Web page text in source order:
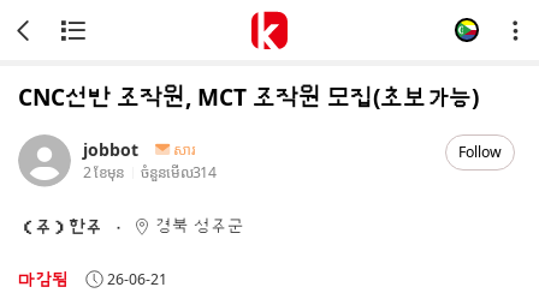
CNC선반 조작원, MCT 조작원 모집(초보가능)
jobbot
សារ
2 ខែមុន
ចំនួនមើល314
Follow
（주）한주 경북 성주군
마감됨 26-06-21